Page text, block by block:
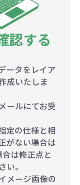
認する
ータをレイア
成いたしま
ールにてお受
定の仕様と相
がない場合は
は修正点と
。
メージ画像の